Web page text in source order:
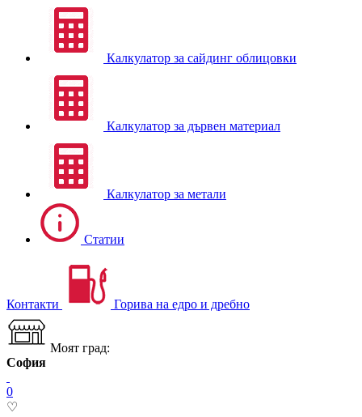
Калкулатор за сайдинг облицовки
Калкулатор за дървен материал
Калкулатор за метали
Статии
Контакти Горива на едро и дребно
Моят град:
София
0
♡